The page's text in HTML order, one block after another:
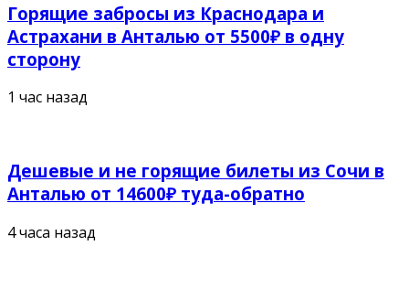
Горящие забросы из Краснодара и
Астрахани в Анталью от 5500₽ в одну
сторону
1 час назад
Дешевые и не горящие билеты из Сочи в
Анталью от 14600₽ туда-обратно
4 часа назад